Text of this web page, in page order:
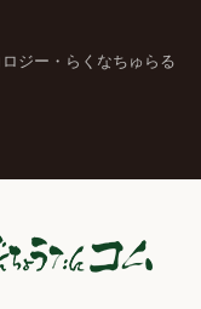
ジー・らくなちゅらる